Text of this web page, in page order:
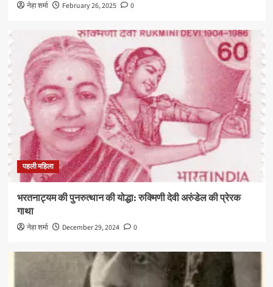
नेहा शर्मा February 26, 2025 0
पहली महिला
भरतनाट्यम की पुनरुत्थान की योद्धा: रुक्मिणी देवी अरुंडेल की प्रेरक
गाथा
नेहा शर्मा December 29, 2024 0